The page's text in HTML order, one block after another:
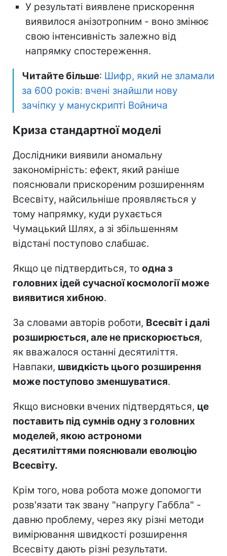
У результаті виявлене прискорення
виявилося анізотропним - воно змінює
свою інтенсивність залежно від
напрямку спостереження.
Читайте більше: Шифр, який не зламали
за 600 років: вчені знайшли нову
зачіпку у манускрипті Войнича
Криза стандартної моделі
Дослідники виявили аномальну
закономірність: ефект, який раніше
пояснювали прискореним розширенням
Всесвіту, найсильніше проявляється у
тому напрямку, куди рухається
Чумацький Шлях, а зі збільшенням
відстані поступово слабшає.
Якщо це підтвердиться, то одна з
головних ідей сучасної космології може
виявитися хибною.
За словами авторів роботи, Всесвіт і далі
розширюється, але не прискорюється,
як вважалося останні десятиліття.
Навпаки, швидкість цього розширення
може поступово зменшуватися.
Якщо висновки вчених підтвердяться, це
поставить під сумнів одну з головних
моделей, якою астрономи
десятиліттями пояснювали еволюцію
Всесвіту.
Крім того, нова робота може допомогти
розв'язати так звану "напругу Габбла" -
давню проблему, через яку різні методи
вимірювання швидкості розширення
Всесвіту дають різні результати.